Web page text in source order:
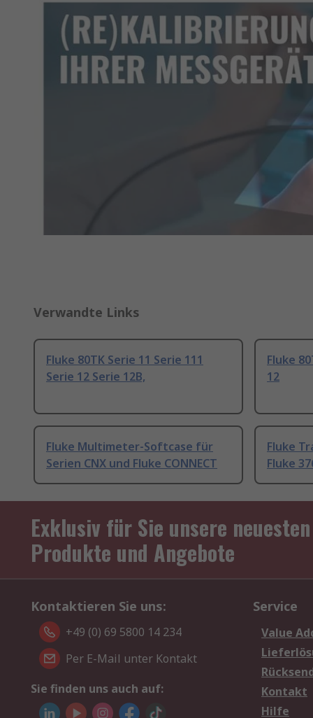
Verwandte Links
Fluke 80TK Serie 11 Serie 111
Serie 12 Serie 12B,
Fluke
12
Fluke Multimeter-Softcase für
Serien CNX und Fluke CONNECT
Fluke
Fluke
Exklusiv für Sie unsere neuesten
Produkte und Angebote
Kontaktieren Sie uns:
+49 (0) 69 5800 14 234
Per E-Mail unter Kontakt
Sie finden uns auch auf:
Service
Value
Kontakt
Hilfe